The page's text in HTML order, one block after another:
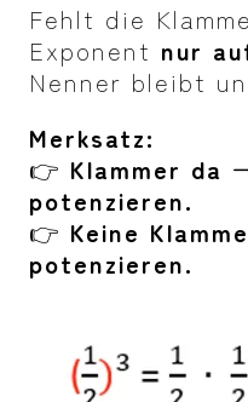
Fehlt die
Exponent nur
Nenner bleibt
Merksatz:
👉 Klammer da
potenzieren.
👉 Keine
potenzieren.